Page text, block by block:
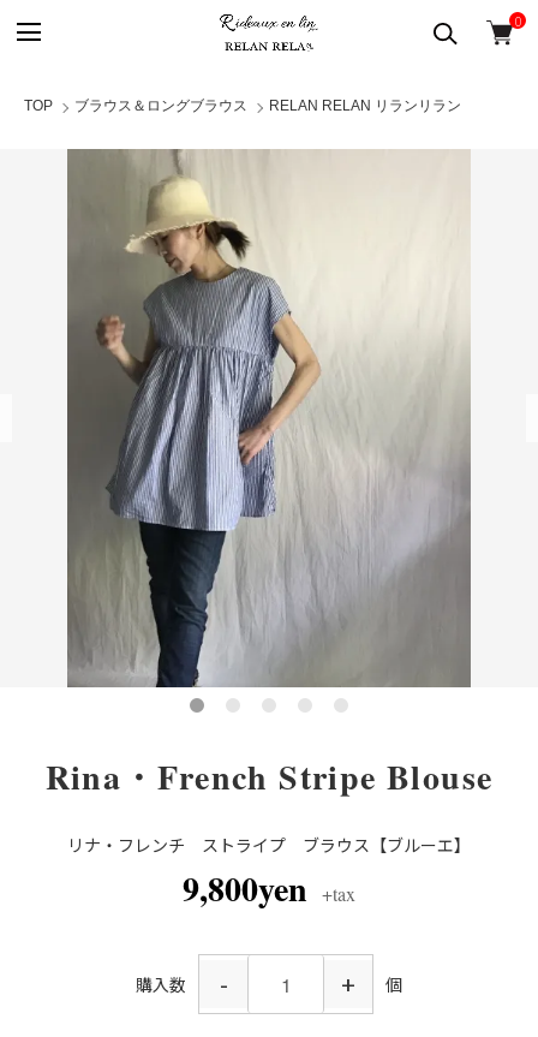
0
TOP ブラウス＆ロングブラウス RELAN RELAN リランリラン
Rina・French Stripe Blouse
リナ・フレンチ ストライプ ブラウス【ブルーエ】
9,800yen +tax
購入数 - + 個